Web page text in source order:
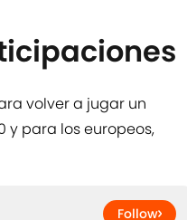
volver a jugar un
y para los europeos,
Follow